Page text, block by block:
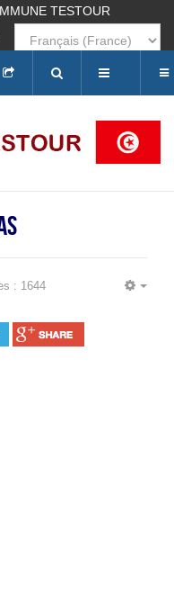
COMMUNE TESTOUR
: 1644